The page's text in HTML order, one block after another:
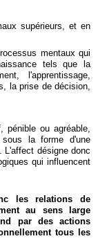
supérieurs, et en
mentaux qui
tels que la
l'apprentissage,
la prise de décision,
pénible ou agréable,
la forme d'une
L'affect désigne donc
qui influencent
les relations de
au sens large
par des actions
tous les